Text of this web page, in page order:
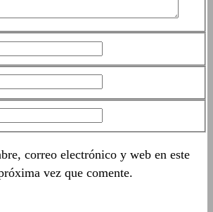
correo electrónico y web en este
vez que comente.